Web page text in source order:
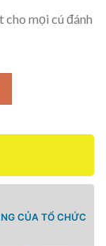
cho mọi cú đánh
CỦA TỔ CHỨC